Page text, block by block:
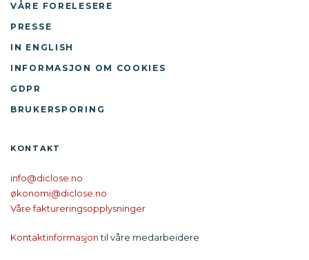
VÅRE FORELESERE
PRESSE
IN ENGLISH
INFORMASJON OM COOKIES
GDPR
BRUKERSPORING
KONTAKT
info@diclose.no
økonomi@diclose.no
Våre faktureringsopplysninger
Kontaktinformasjontil våre medarbeidere